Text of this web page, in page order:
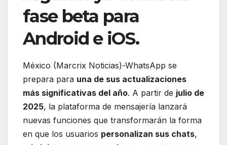
fase beta para
Android e iOS.
México (Marcrix Noticias)-WhatsApp se
prepara para una de sus actualizaciones
más significativas del año. A partir de julio de
2025, la plataforma de mensajería lanzará
nuevas funciones que transformarán la forma
en que los usuarios personalizan sus chats,